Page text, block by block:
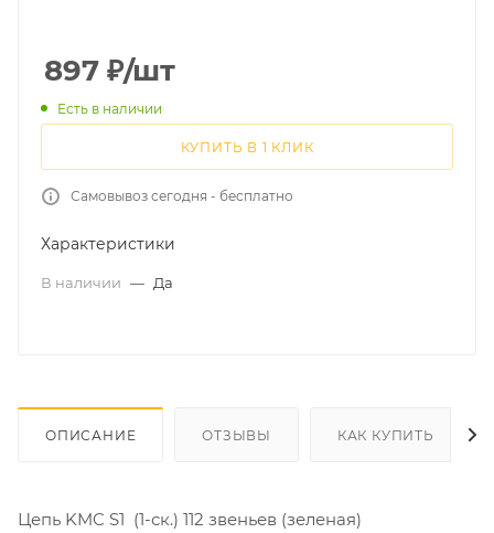
897 ₽/шт
Есть в наличии
КУПИТЬ В 1 КЛИК
Самовывоз сегодня - бесплатно
Характеристики
В наличии — Да
ОПИСАНИЕ ОТЗЫВЫ КАК КУПИТЬ
Цепь KMC S1 (1-ск.) 112 звеньев (зеленая)